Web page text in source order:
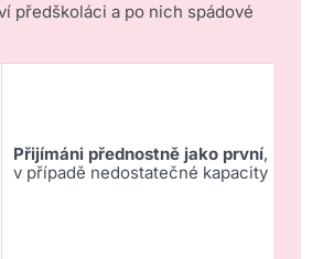
předškoláci a po nich spádové
Přijímáni přednostně jako první,
v případě nedostatečné kapacity